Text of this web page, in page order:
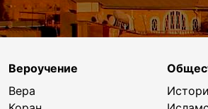
Вероучение
Вера